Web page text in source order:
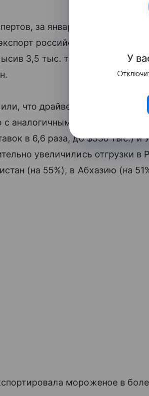
за январь — апрель 2026
российского
3,5 тыс. тонн, и на 29% в
что драйвером экспорта
аналогичным периодом
в 6,6 раза, до $330 тыс.) и
увеличились отгрузки в
(на 55%), в Абхазию (на
мороженое в
У